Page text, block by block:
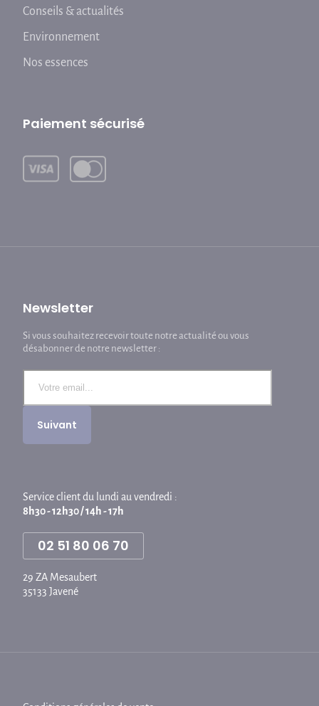
Conseils & actualités
Environnement
Nos essences
Paiement sécurisé
Newsletter
Si vous souhaitez recevoir toute notre actualité ou vous
désabonner de notre newsletter :
Service client du lundi au vendredi :
8h30 - 12h30 / 14h - 17h
02 51 80 06 70
29 ZA Mesaubert
35133 Javené